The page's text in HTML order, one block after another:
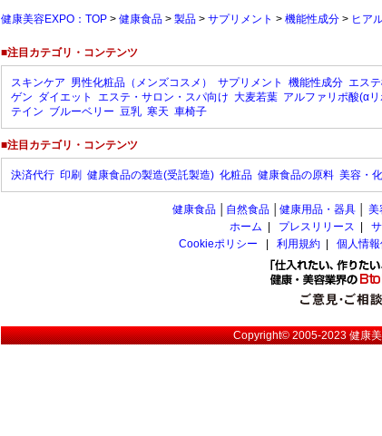
健康美容EXPO：TOP > 健康食品 > 製品 > サプリメント > 機能性成分 > ヒア
■注目カテゴリ・コンテンツ
スキンケア 男性化粧品（メンズコスメ） サプリメント 機能性成分 エス
ゲン ダイエット エステ・サロン・スパ向け 大麦若葉 アルファリポ酸(α
テイン ブルーベリー 豆乳 寒天 車椅子
■注目カテゴリ・コンテンツ
決済代行 印刷 健康食品の製造(受託製造) 化粧品 健康食品の原料 美容・
健康食品 自然食品 健康用品・器具 美
ホーム
プレスリリース
Cookieポリシー
利用規約 個人情
Copyright© 2005-2023健康